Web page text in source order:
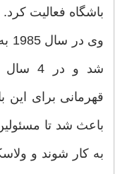
باشگاه فعالیت کرد.
قهرمانی برای
باعث شد تا
به کار شوند و